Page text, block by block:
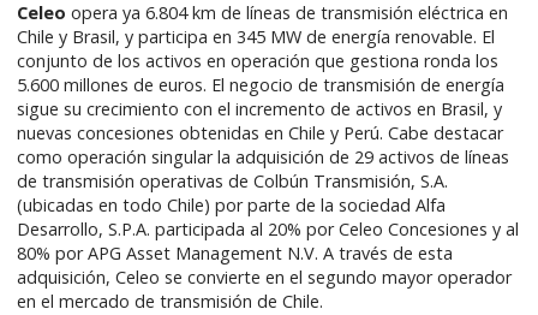
Celeo opera ya 6.804 km de líneas de transmisión eléctrica en
Chile y Brasil, y participa en 345 MW de energía renovable. El
conjunto de los activos en operación que gestiona ronda los
5.600 millones de euros. El negocio de transmisión de energía
sigue su crecimiento con el incremento de activos en Brasil, y
nuevas concesiones obtenidas en Chile y Perú. Cabe destacar
como operación singular la adquisición de 29 activos de líneas
de transmisión operativas de Colbún Transmisión, S.A.
(ubicadas en todo Chile) por parte de la sociedad Alfa
Desarrollo, S.P.A. participada al 20% por Celeo Concesiones y al
80% por APG Asset Management N.V. A través de esta
adquisición, Celeo se convierte en el segundo mayor operador
en el mercado de transmisión de Chile.